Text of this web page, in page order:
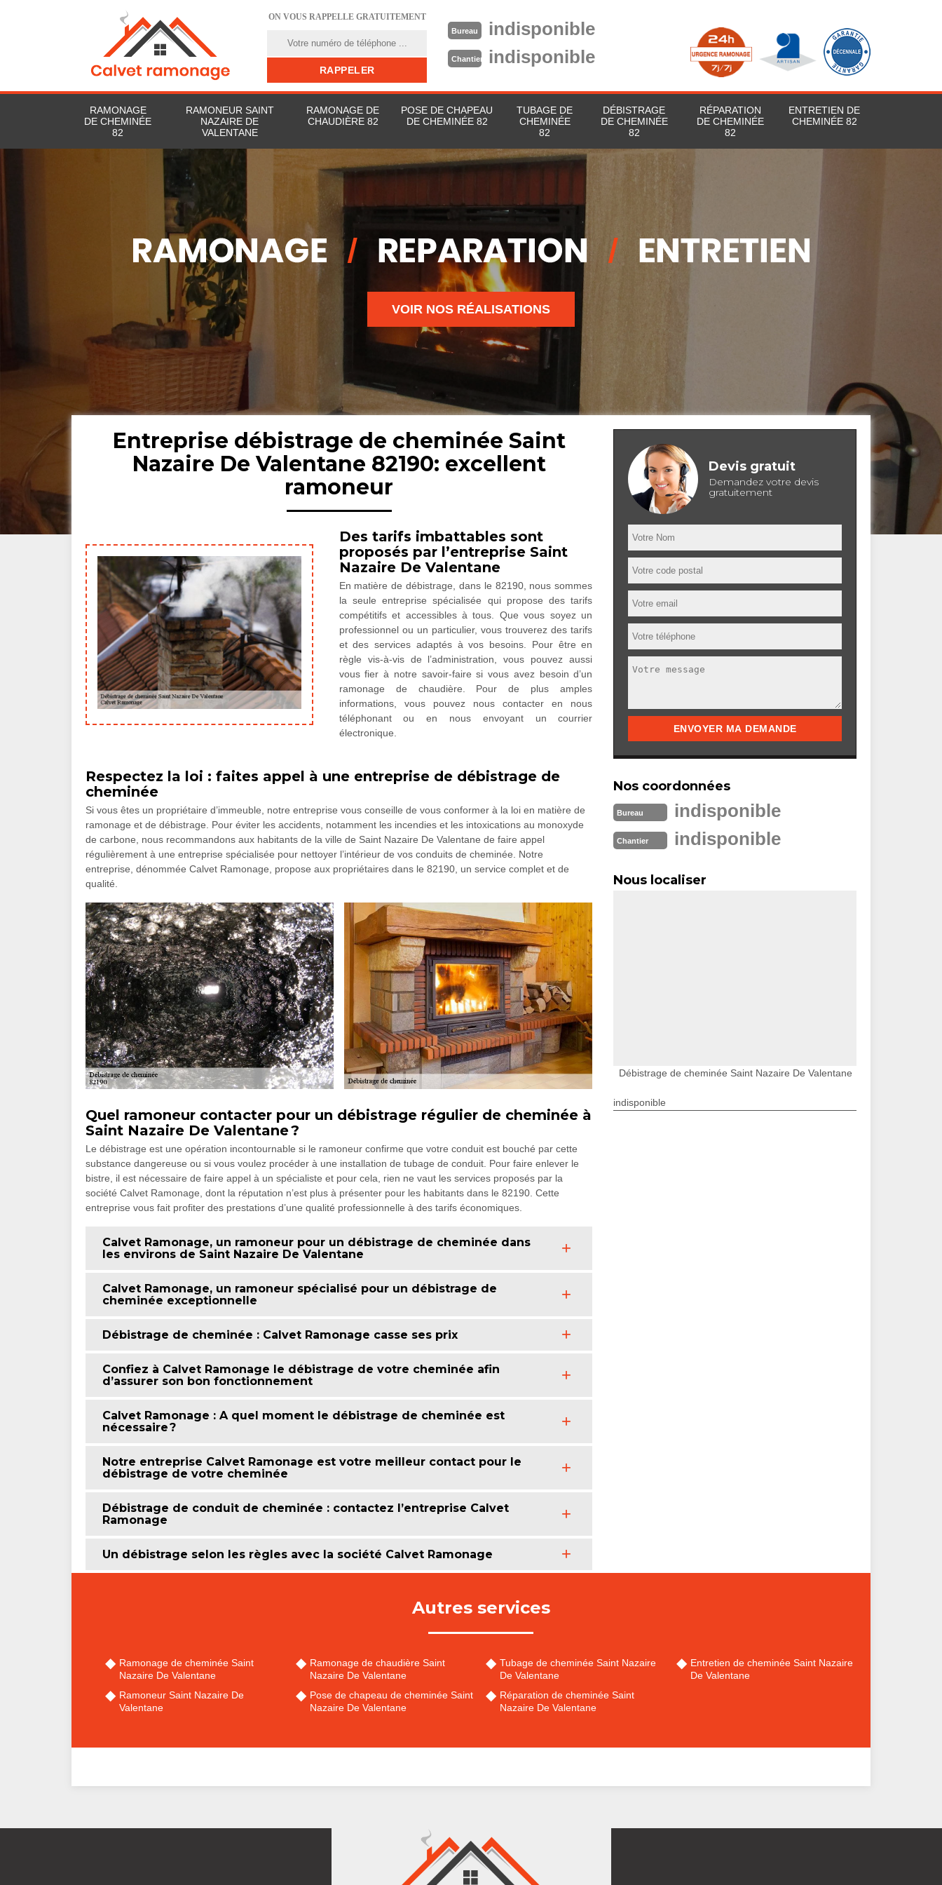
ON VOUS RAPPELLE GRATUITEMENT
Bureau indisponible
Chantier indisponible
RAMONAGE
DE CHEMINÉE
82
RAMONEUR SAINT
NAZAIRE DE
VALENTANE
RAMONAGE DE
CHAUDIÈRE 82
POSE DE CHAPEAU
DE CHEMINÉE 82
TUBAGE DE
CHEMINÉE
82
DÉBISTRAGE
DE CHEMINÉE
82
RÉPARATION
DE CHEMINÉE
82
ENTRETIEN DE
CHEMINÉE 82
VOIR NOS RÉALISATIONS
Entreprise débistrage de cheminée Saint
Nazaire De Valentane 82190: excellent
ramoneur
Des tarifs imbattables sont
proposés par l’entreprise Saint
Nazaire De Valentane
En matière de débistrage, dans le 82190, nous sommes
la seule entreprise spécialisée qui propose des tarifs
compétitifs et accessibles à tous. Que vous soyez un
professionnel ou un particulier, vous trouverez des tarifs
et des services adaptés à vos besoins. Pour être en
règle vis-à-vis de l’administration, vous pouvez aussi
vous fier à notre savoir-faire si vous avez besoin d’un
ramonage de chaudière. Pour de plus amples
informations, vous pouvez nous contacter en nous
téléphonant ou en nous envoyant un courrier
électronique.
Respectez la loi : faites appel à une entreprise de débistrage de
cheminée
Si vous êtes un propriétaire d’immeuble, notre entreprise vous conseille de vous conformer à la loi en matière de
ramonage et de débistrage. Pour éviter les accidents, notamment les incendies et les intoxications au monoxyde
de carbone, nous recommandons aux habitants de la ville de Saint Nazaire De Valentane de faire appel
régulièrement à une entreprise spécialisée pour nettoyer l’intérieur de vos conduits de cheminée. Notre
entreprise, dénommée Calvet Ramonage, propose aux propriétaires dans le 82190, un service complet et de
qualité.
Quel ramoneur contacter pour un débistrage régulier de cheminée à
Saint Nazaire De Valentane ?
Le débistrage est une opération incontournable si le ramoneur confirme que votre conduit est bouché par cette
substance dangereuse ou si vous voulez procéder à une installation de tubage de conduit. Pour faire enlever le
bistre, il est nécessaire de faire appel à un spécialiste et pour cela, rien ne vaut les services proposés par la
société Calvet Ramonage, dont la réputation n’est plus à présenter pour les habitants dans le 82190. Cette
entreprise vous fait profiter des prestations d’une qualité professionnelle à des tarifs économiques.
Calvet Ramonage, un ramoneur pour un débistrage de cheminée dans
les environs de Saint Nazaire De Valentane
Calvet Ramonage, un ramoneur spécialisé pour un débistrage de
cheminée exceptionnelle
Débistrage de cheminée : Calvet Ramonage casse ses prix
Confiez à Calvet Ramonage le débistrage de votre cheminée afin
d’assurer son bon fonctionnement
Calvet Ramonage : A quel moment le débistrage de cheminée est
nécessaire ?
Notre entreprise Calvet Ramonage est votre meilleur contact pour le
débistrage de votre cheminée
Débistrage de conduit de cheminée : contactez l’entreprise Calvet
Ramonage
Un débistrage selon les règles avec la société Calvet Ramonage
Devis gratuit
Demandez votre devis
gratuitement
Nos coordonnées
Bureau indisponible
Chantier indisponible
Nous localiser
Débistrage de cheminée Saint Nazaire De Valentane
indisponible
Autres services
Ramonage de cheminée Saint
Nazaire De Valentane
Ramoneur Saint Nazaire De
Valentane
Ramonage de chaudière Saint
Nazaire De Valentane
Pose de chapeau de cheminée Saint
Nazaire De Valentane
Tubage de cheminée Saint Nazaire
De Valentane
Réparation de cheminée Saint
Nazaire De Valentane
Entretien de cheminée Saint Nazaire
De Valentane